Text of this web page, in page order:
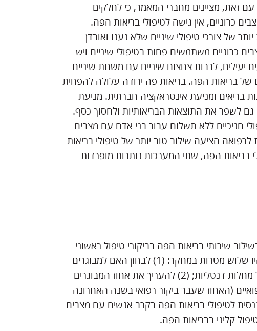
זאת, מציינים מחברי המאמר, כי לחלקים
כרוניים, אין גישה לטיפולי בריאות הפה.
של צורכי טיפולי שיניים שלא נענו ואובדן
כרוניים משתמשים פחות בטיפולי שיניים ויש
יעילים, לרבות צחצוח שיניים עם משחת שיניים
של בריאות הפה. בריאות פה ירודה עלולה להפחית
בריאים ומניעת אינטראקציה חברתית. מניעת
לשפר את התוצאות הבריאותיות ולחסוך כסף.
חניכיים ללא תשלום עבור בני אדם עם מצבים
הציעה שילוב טוב יותר של טיפולי בריאות
בריאות הפה, שתי המערכות נותרות מופרדות
שירותי בריאות הפה בביקורי טיפול ראשוני
למבוגרים מעל גיל 20 עם מצבים כרוניים. למחברים היו שלוש מטרות במחקר: (1) לבחון האם למבוגרים
עם מצבים כרוניים עדיין ישנה שכיחות גבוהה יותר של מחלות דנטליות; (2) להעריך את אחוז המבוגרים
(האחוז שעבר ביקור רפואי בשנה האחרונה
ו-(3) להעריך גישה פיננסית לטיפולי בריאות הפה בקרב אנשים עם מצבים
קליני בבריאות הפה.